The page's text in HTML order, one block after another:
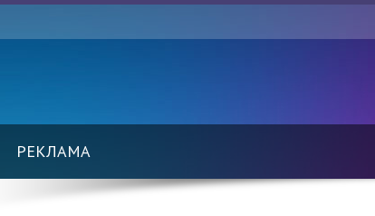
РЕКЛАМА